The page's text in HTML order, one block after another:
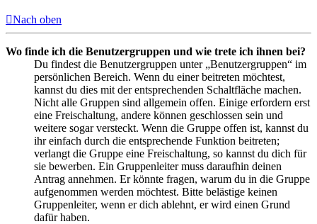
Nach oben
Wo finde ich die Benutzergruppen und wie trete ich ihnen bei?
Du findest die Benutzergruppen unter „Benutzergruppen“ im
persönlichen Bereich. Wenn du einer beitreten möchtest,
kannst du dies mit der entsprechenden Schaltfläche machen.
Nicht alle Gruppen sind allgemein offen. Einige erfordern erst
eine Freischaltung, andere können geschlossen sein und
weitere sogar versteckt. Wenn die Gruppe offen ist, kannst du
ihr einfach durch die entsprechende Funktion beitreten;
verlangt die Gruppe eine Freischaltung, so kannst du dich für
sie bewerben. Ein Gruppenleiter muss daraufhin deinen
Antrag annehmen. Er könnte fragen, warum du in die Gruppe
aufgenommen werden möchtest. Bitte belästige keinen
Gruppenleiter, wenn er dich ablehnt, er wird einen Grund
dafür haben.